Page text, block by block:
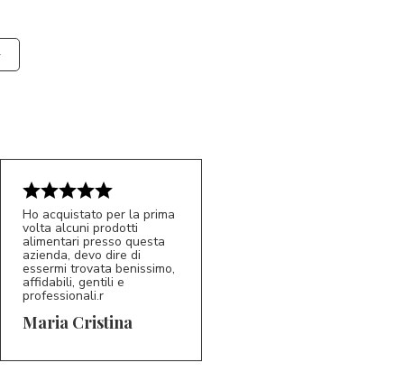
MC 5/5
Ho acquistato per la prima
volta alcuni prodotti
alimentari presso questa
azienda, devo dire di
essermi trovata benissimo,
affidabili, gentili e
professionali.r
Maria Cristina